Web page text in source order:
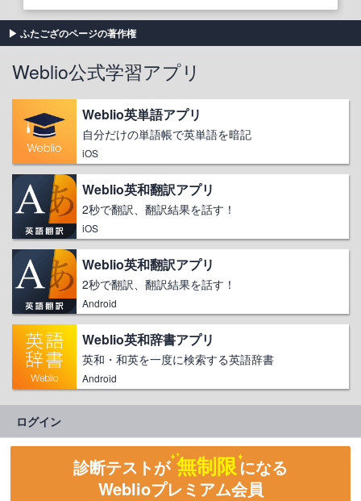
ふたござのページの著作権
Weblio公式学習アプリ
Weblio英単語アプリ
自分だけの単語帳で英単語を暗記
iOS
Weblio英和翻訳アプリ
2秒で翻訳、翻訳結果を話す！
iOS
Weblio英和翻訳アプリ
2秒で翻訳、翻訳結果を話す！
Android
Weblio英和辞書アプリ
英和・和英を一度に検索する英語辞書
Android
ログイン
診断テストが 無制限になる
Weblioプレミアム会員